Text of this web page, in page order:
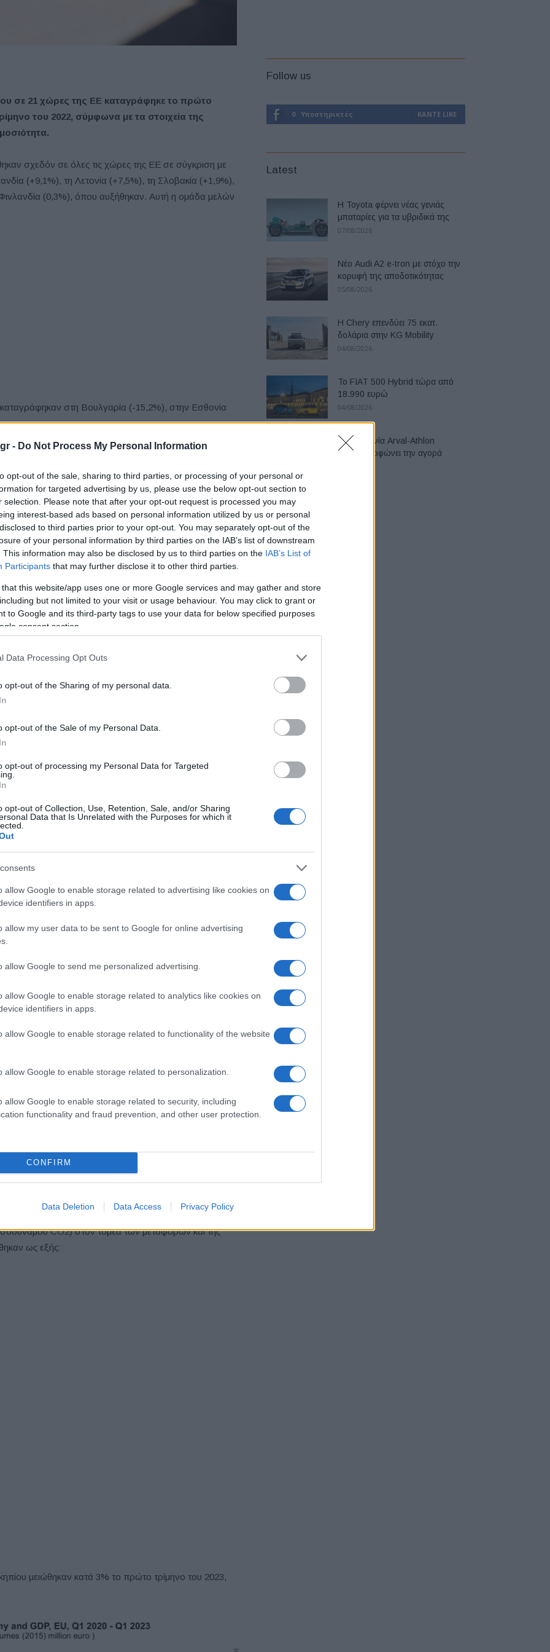
- Do Not Process My Personal Information
opt-out of the sale, sharing to third parties, or processing of your personal or
for targeted advertising by us, please use the below opt-out section to
selection. Please note that after your opt-out request is processed you may
interest-based ads based on personal information utilized by us or personal
to third parties prior to your opt-out. You may separately opt-out of the
of your personal information by third parties on the IAB’s list of downstream
This information may also be disclosed by us to third parties on the IAB’s List of
Participants that may further disclose it to other third parties.
that this website/app uses one or more Google services and may gather and store
but not limited to your visit or usage behaviour. You may click to grant or
to Google and its third-party tags to use your data for below specified purposes
consent section.
Data Processing Opt Outs
opt-out of the Sharing of my personal data.
opt-out of the Sale of my Personal Data.
opt-out of processing my Personal Data for Targeted
opt-out of Collection, Use, Retention, Sale, and/or Sharing
Data that Is Unrelated with the Purposes for which it
allow Google to enable storage related to advertising like cookies on
identifiers in apps.
allow my user data to be sent to Google for online advertising
allow Google to send me personalized advertising.
allow Google to enable storage related to analytics like cookies on
identifiers in apps.
allow Google to enable storage related to functionality of the website
allow Google to enable storage related to personalization.
allow Google to enable storage related to security, including
functionality and fraud prevention, and other user protection.
CONFIRM
Data Deletion Data Access Privacy Policy
σε 21 χώρες της ΕΕ καταγράφηκε το πρώτο
του 2022, σύμφωνα με τα στοιχεία της
σχεδόν σε όλες τις χώρες της ΕΕ σε σύγκριση με
(+9,1%), τη Λετονία (+7,5%), τη Σλοβακία (+1,9%),
(0,3%), όπου αυξήθηκαν. Αυτή η ομάδα μελών
καταγράφηκαν στη Βουλγαρία (-15,2%), στην Εσθονία
Βέλγιο, Μάλτα, Γαλλία, Ισπανία, Ολλανδία, Γερμανία,
και Βουλγαρία) κατάφεραν να μειώσουν τις
της ΕΕ που μείωσαν τις εκπομπές τους, μόνο έξι
Λουξεμβούργο, Ουγγαρία και Πολωνία).
σύνολο των τομέων της οικονομίας, μειώθηκαν
σε σχέση με το αντίστοιχο περσινό τρίμηνο, όταν το
που ευθύνονται για τις περισσότερες εκπομπές
«μεταποίηση» (20%), «ηλεκτρισμός, παροχή φυσικού
από τη «μεταφορά και αποθήκευση» (10%). Τα
με το πρώτο τρίμηνο του 2022, οι εκπομπές μειώθηκαν
μεγαλύτερη μείωση καταγράφηκε στην «παροχή
Ο κύριος τομέας στον οποίο αυξήθηκαν οι εκπομπές
CO2) στον τομέα των μεταφορών και της
ως εξής:
μειώθηκαν κατά 3% το πρώτο τρίμηνο του 2023,
Follow us
0 Υποστηρικτές ΚΆΝΤΕ LIKE
Latest
Η Toyota φέρνει νέας γενιάς
μπαταρίες για τα υβριδικά της
07/08/2026
Νέο Audi A2 e-tron με στόχο την
κορυφή της αποδοτικότητας
05/08/2026
Η Chery επενδύει 75 εκατ.
δολάρια στην KG Mobility
04/08/2026
Το FIAT 500 Hybrid τώρα από
18.990 ευρώ
04/08/2026
Η συμφωνία Arval-Athlon
αναδιαμορφώνει την αγορά